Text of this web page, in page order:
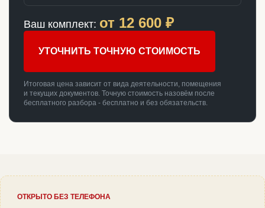
Ваш комплект: от 12 600 ₽
УТОЧНИТЬ ТОЧНУЮ СТОИМОСТЬ
Итоговая цена зависит от вида деятельности, помещения
и текущих документов. Точную стоимость назовём после
бесплатного разбора - бесплатно и без обязательств.
ОТКРЫТО БЕЗ ТЕЛЕФОНА